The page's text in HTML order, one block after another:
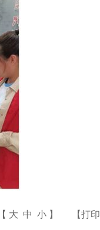
【 大 中 小 】 【打印